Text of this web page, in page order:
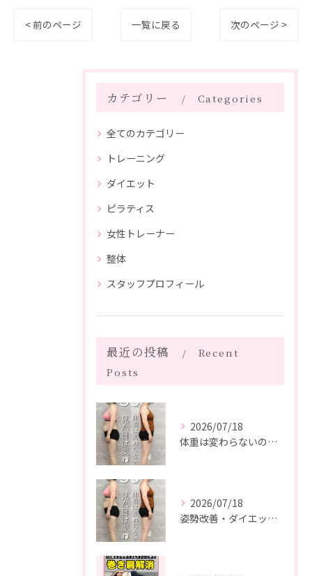
< 前のページ 一覧に戻る 次のページ >
カテゴリー Categories
全てのカテゴリー
トレーニング
ダイエット
ピラティス
女性トレーナー
整体
スタッフプロフィール
最近の投稿
Recent
Posts
2026/07/18
体重は変わらないのに、見た目は変わった。
2026/07/18
姿勢改善・ダイエット・ピラティス【５０代・M様】